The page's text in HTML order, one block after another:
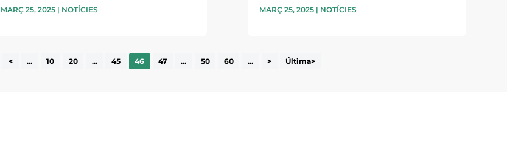
MARÇ 25, 2025| NOTÍCIES MARÇ 25, 2025| NOTÍCIES
< ... 10 20 ... 45 46 47 ... 50 60 ... > Última>